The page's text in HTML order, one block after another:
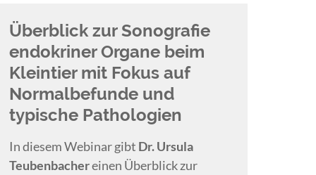
Überblick zur Sonografie
endokriner Organe beim
Kleintier mit Fokus auf
Normalbefunde und
typische Pathologien
In diesem Webinar gibt Dr. Ursula
Teubenbachereinen Überblick zur